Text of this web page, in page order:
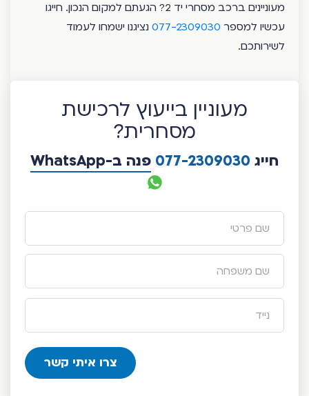
מעוניינים ברכב מסחרי יד 2? הגעתם למקום הנכון. חייגו
עכשיו למספר 077-2309030 נציגנו ישמחו לעמוד
לשירותכם.
מעוניין בייעוץ לרכישת
מסחרית?
חייג 077-2309030 פנה ב-WhatsApp